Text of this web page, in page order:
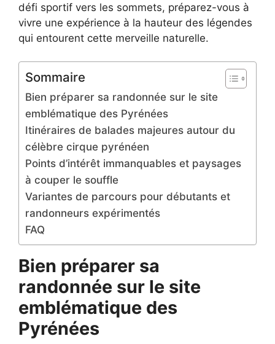
défi sportif vers les sommets, préparez-vous à
vivre une expérience à la hauteur des légendes
qui entourent cette merveille naturelle.
Sommaire
Bien préparer sa randonnée sur le site
emblématique des Pyrénées
Itinéraires de balades majeures autour du
célèbre cirque pyrénéen
Points d’intérêt immanquables et paysages
à couper le souffle
Variantes de parcours pour débutants et
randonneurs expérimentés
FAQ
Bien préparer sa
randonnée sur le site
emblématique des
Pyrénées